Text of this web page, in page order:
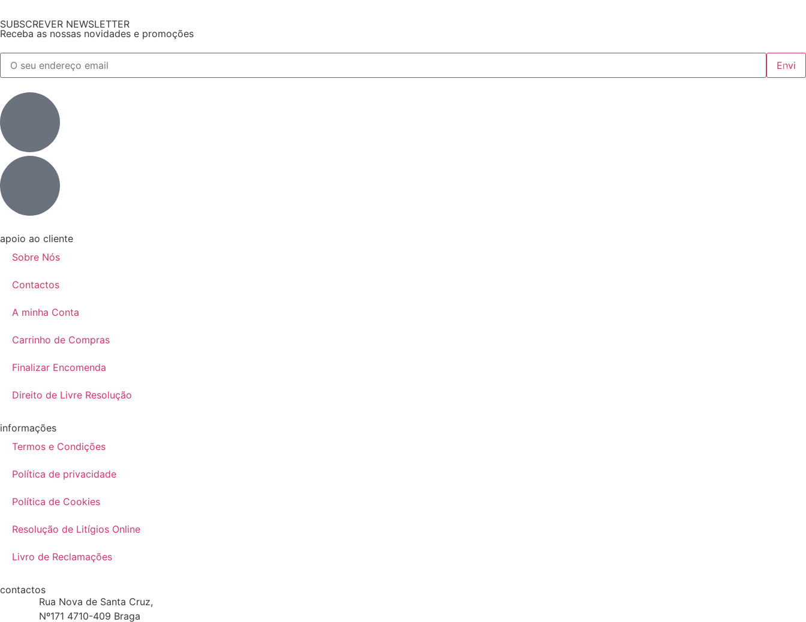
SUBSCREVER NEWSLETTER
Receba as nossas novidades e promoções
apoio ao cliente
Sobre Nós
Contactos
A minha Conta
Carrinho de Compras
Finalizar Encomenda
Direito de Livre Resolução
informações
Termos e Condições
Política de privacidade
Política de Cookies
Resolução de Litígios Online
Livro de Reclamações
contactos
Rua Nova de Santa Cruz,
Nº171 4710-409 Braga